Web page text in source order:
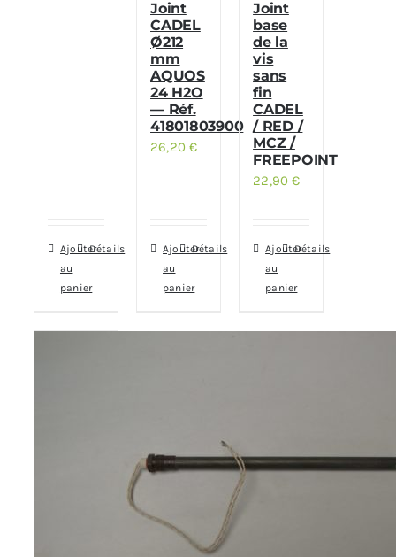
Ajouter
au
panier
Détails
Joint
CADEL
Ø212
mm
AQUOS
24 H2O
— Réf.
41801803900
26,20€
Ajouter
au
panier
Détails
Joint
base
de la
vis
sans
fin
CADEL
/ RED /
MCZ /
FREEPOINT
22,90€
Ajouter
au
panier
Détails